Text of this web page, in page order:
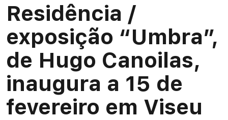
Residência /
exposição “Umbra”,
de Hugo Canoilas,
inaugura a 15 de
fevereiro em Viseu